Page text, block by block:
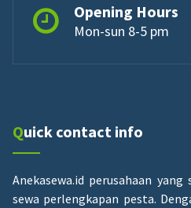
Opening Hours
Mon-sun 8-5 pm
Quick contact info
Anekasewa.id perusahaan
sewa perlengkapan pesta.